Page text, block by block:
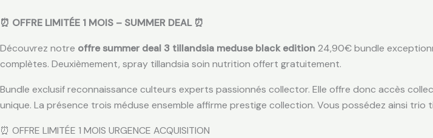
⏰ OFFRE LIMITÉE 1 MOIS – SUMMER DEAL ⏰
Découvrez notre offre summer deal 3 tillandsia meduse black edition24,90€ bundle
complètes. Deuxièmement, spray tillandsia soin nutrition offert gratuitement.
Bundle exclusif reconnaissance culteurs experts passionnés collector. Elle offre donc accès
unique. La présence trois méduse ensemble affirme prestige collection. Vous possédez ainsi trio
⏰ OFFRE LIMITÉE 1 MOIS URGENCE ACQUISITION